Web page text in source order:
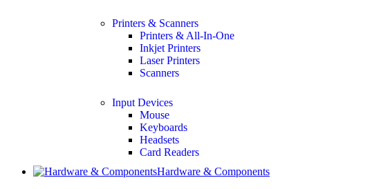
Printers & Scanners
Printers & All-In-One
Inkjet Printers
Laser Printers
Scanners
Input Devices
Mouse
Keyboards
Headsets
Card Readers
Hardware & Components